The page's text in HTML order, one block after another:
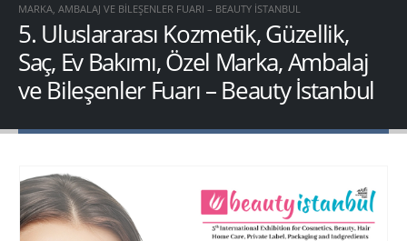
MARKA, AMBALAJ VE BILEŞENLER FUARI – BEAUTY İSTANBUL
5. Uluslararası Kozmetik, Güzellik,
Saç, Ev Bakımı, Özel Marka, Ambalaj
ve Bileşenler Fuarı – Beauty İstanbul